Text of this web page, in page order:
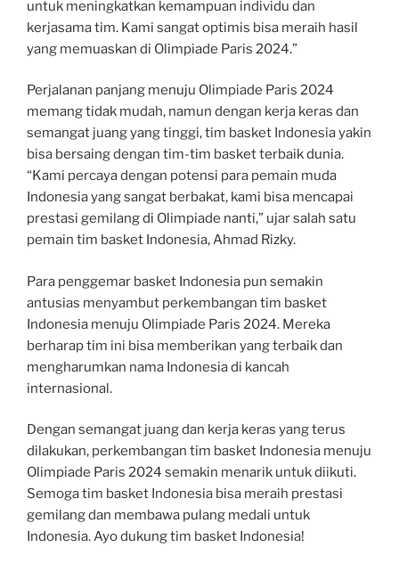
untuk meningkatkan kemampuan individu dan
kerjasama tim. Kami sangat optimis bisa meraih hasil
yang memuaskan di Olimpiade Paris 2024.”
Perjalanan panjang menuju Olimpiade Paris 2024
memang tidak mudah, namun dengan kerja keras dan
semangat juang yang tinggi, tim basket Indonesia yakin
bisa bersaing dengan tim-tim basket terbaik dunia.
“Kami percaya dengan potensi para pemain muda
Indonesia yang sangat berbakat, kami bisa mencapai
prestasi gemilang di Olimpiade nanti,” ujar salah satu
pemain tim basket Indonesia, Ahmad Rizky.
Para penggemar basket Indonesia pun semakin
antusias menyambut perkembangan tim basket
Indonesia menuju Olimpiade Paris 2024. Mereka
berharap tim ini bisa memberikan yang terbaik dan
mengharumkan nama Indonesia di kancah
internasional.
Dengan semangat juang dan kerja keras yang terus
dilakukan, perkembangan tim basket Indonesia menuju
Olimpiade Paris 2024 semakin menarik untuk diikuti.
Semoga tim basket Indonesia bisa meraih prestasi
gemilang dan membawa pulang medali untuk
Indonesia. Ayo dukung tim basket Indonesia!